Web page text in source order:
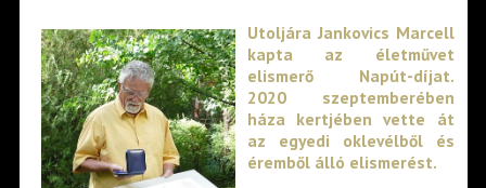
Utoljára Jankovics Marcell
kapta az életművet
elismerő Napút-díjat.
2020 szeptemberében
háza kertjében vette át
az egyedi oklevélből és
éremből álló elismerést.